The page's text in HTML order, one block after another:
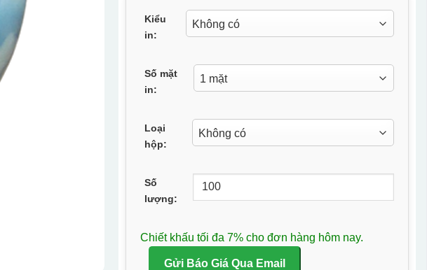
Kiểu
in:
Số mặt
in:
Loại
hộp:
Số
lượng:
Chiết khấu tối đa 7% cho đơn hàng hôm nay.
Gửi Báo Giá Qua Email